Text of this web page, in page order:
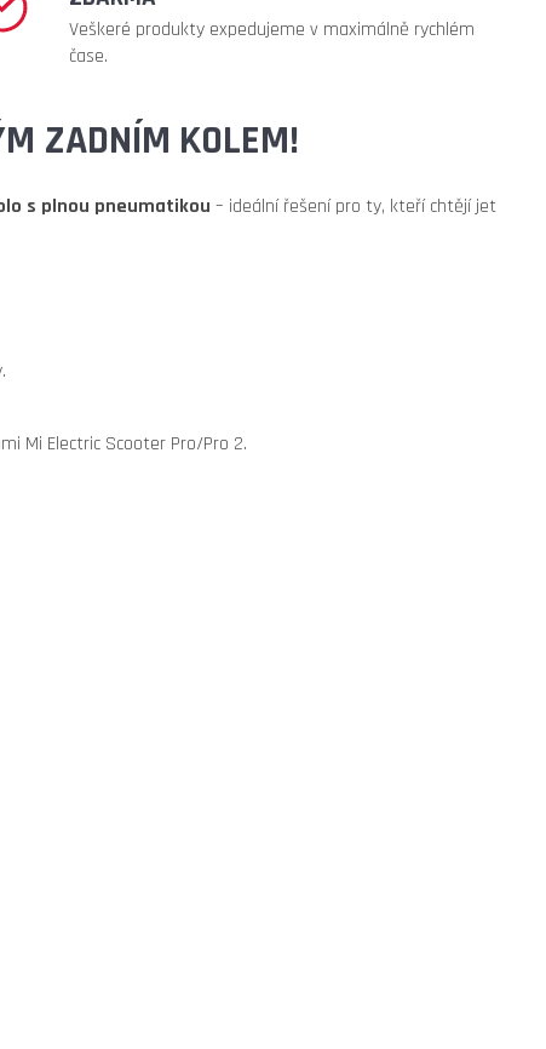
Veškeré produkty expedujeme v maximálně rychlém
čase.
ZADNÍM KOLEM!
s plnou pneumatikou – ideální řešení pro ty, kteří chtějí jet
Mi Electric Scooter Pro/Pro 2.